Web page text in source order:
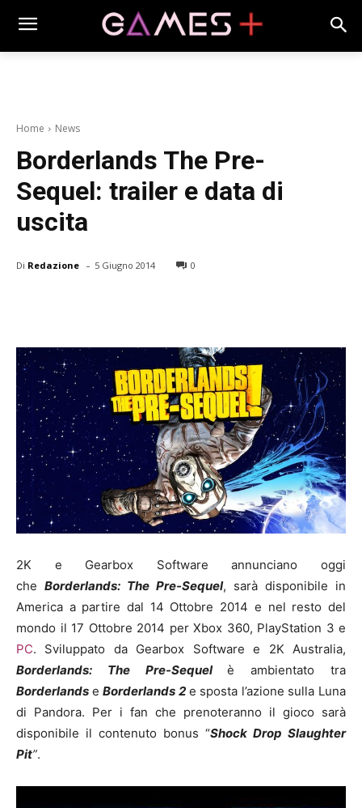
Home News
Borderlands The Pre-
Sequel: trailer e data di
uscita
Di Redazione - 5 Giugno 2014 0
2K e Gearbox Software annunciano oggi
che Borderlands: The Pre-Sequel, sarà disponibile in
America a partire dal 14 Ottobre 2014 e nel resto del
mondo il 17 Ottobre 2014 per Xbox 360, PlayStation 3 e
PC. Sviluppato da Gearbox Software e 2K Australia,
Borderlands: The Pre-Sequelè ambientato tra
Borderlands eBorderlands 2 e sposta l’azione sulla Luna
di Pandora. Per i fan che prenoteranno il gioco sarà
disponibile il contenuto bonus “Shock Drop Slaughter
Pit”.